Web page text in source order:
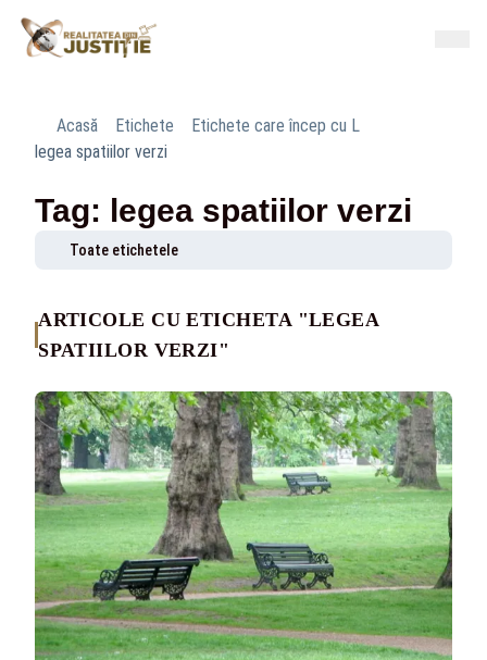
Acasă Etichete
Etichete care încep cu L
legea spatiilor verzi
Tag: legea spatiilor verzi
Toate etichetele
ARTICOLE CU ETICHETA "LEGEA
SPATIILOR VERZI"